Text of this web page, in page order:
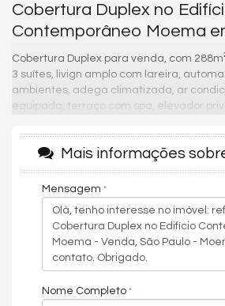
Cobertura Duplex no
Contemporâneo Moema
Cobertura Duplex para venda, com
3 suítes, livign amplo com lareira,
ambientes, adega climatizada, ar
equipada, terraço com spa, elevador
Venha para um dos melhores
com sua família e amigos toda
festas,academia, area verde e
24 horas.
O apartamento está localizado a poucos
vias de Moema, são elas: Avenida
Pellegrino e Avenida Indianópolis, além
restaurantes. Está a poucos minutos
Mais informações
Mensagem
Nome Completo